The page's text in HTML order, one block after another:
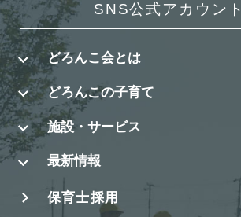
SNS公式アカウント
どろんこ会とは
どろんこの子育て
施設・サービス
最新情報
保育士採用